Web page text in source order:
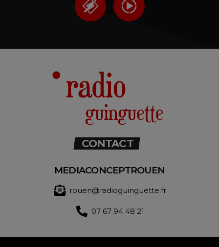
CONTACT
MEDIACONCEPTROUEN
rouen@radioguinguette.fr
07 67 94 48 21